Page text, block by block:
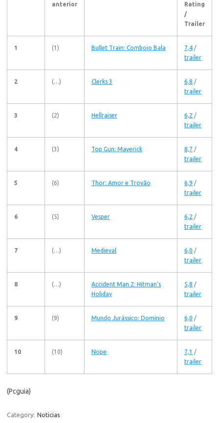
anterior
Rating
/
Trailer
1 (1) Bullet Train: Comboio Bala 7,4 /
trailer
2 (…) Clerks 3 6,8 /
trailer
3 (2) Hellraiser 6,2 /
trailer
4 (3) Top Gun: Maverick 8,7 /
trailer
5 (6) Thor: Amor e Trovão 6,9 /
trailer
6 (5) Vesper 6,2 /
trailer
7 (…) Medieval 6,0 /
trailer
8 (…)
Accident Man 2: Hitman’s
Holiday
5,8 /
trailer
9 (9) Mundo Jurássico: Domínio 6,0 /
trailer
10 (10) Nope 7,1 /
trailer
(Pcguia)
Category: Noticias